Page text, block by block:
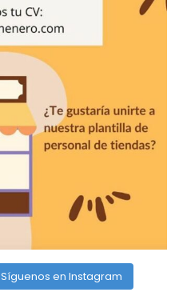
Síguenos en Instagram